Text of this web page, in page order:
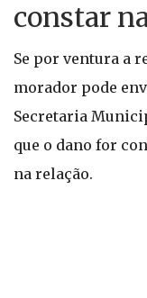
constar
Se por ventura a
morador pode
Secretaria
que o dano for
na relação.